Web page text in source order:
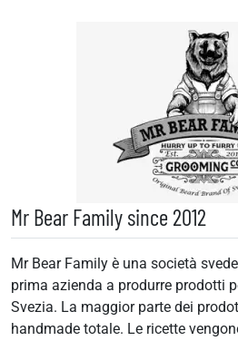
Mr Bear Family since 2012
Mr Bear Family è una società
prima azienda a produrre prodotti
Svezia. La maggior parte dei
handmade totale. Le ricette